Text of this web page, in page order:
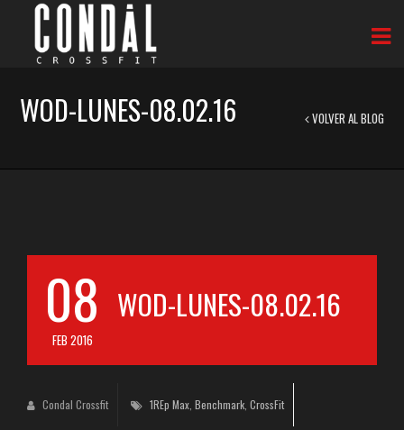
WOD-LUNES-08.02.16 VOLVER AL BLOG
08
FEB 2016
WOD-LUNES-08.02.16
Condal Crossfit 1REp Max Benchmark CrossFit